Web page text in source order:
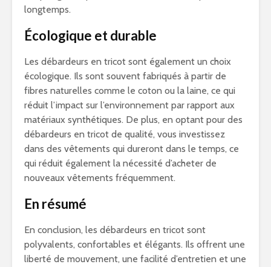
longtemps.
Écologique et durable
Les débardeurs en tricot sont également un choix
écologique. Ils sont souvent fabriqués à partir de
fibres naturelles comme le coton ou la laine, ce qui
réduit l’impact sur l’environnement par rapport aux
matériaux synthétiques. De plus, en optant pour des
débardeurs en tricot de qualité, vous investissez
dans des vêtements qui dureront dans le temps, ce
qui réduit également la nécessité d’acheter de
nouveaux vêtements fréquemment.
En résumé
En conclusion, les débardeurs en tricot sont
polyvalents, confortables et élégants. Ils offrent une
liberté de mouvement, une facilité d’entretien et une